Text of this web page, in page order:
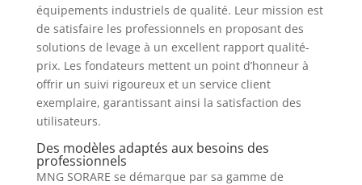
équipements industriels de qualité. Leur mission est
de satisfaire les professionnels en proposant des
solutions de levage à un excellent rapport qualité-
prix. Les fondateurs mettent un point d’honneur à
offrir un suivi rigoureux et un service client
exemplaire, garantissant ainsi la satisfaction des
utilisateurs.
Des modèles adaptés aux besoins des
professionnels
MNG SORARE se démarque par sa gamme de